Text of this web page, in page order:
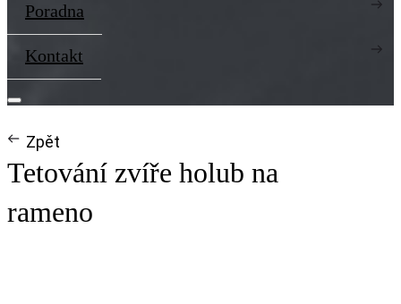
Poradna
Kontakt
Zpět
Tetování zvíře holub na
rameno